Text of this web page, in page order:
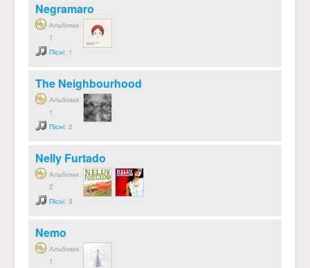
Negramaro
Альбоми:
1
Пісні: 1
The Neighbourhood
Альбоми:
1
Пісні: 2
Nelly Furtado
Альбоми:
2
Пісні: 3
Nemo
Альбоми:
1